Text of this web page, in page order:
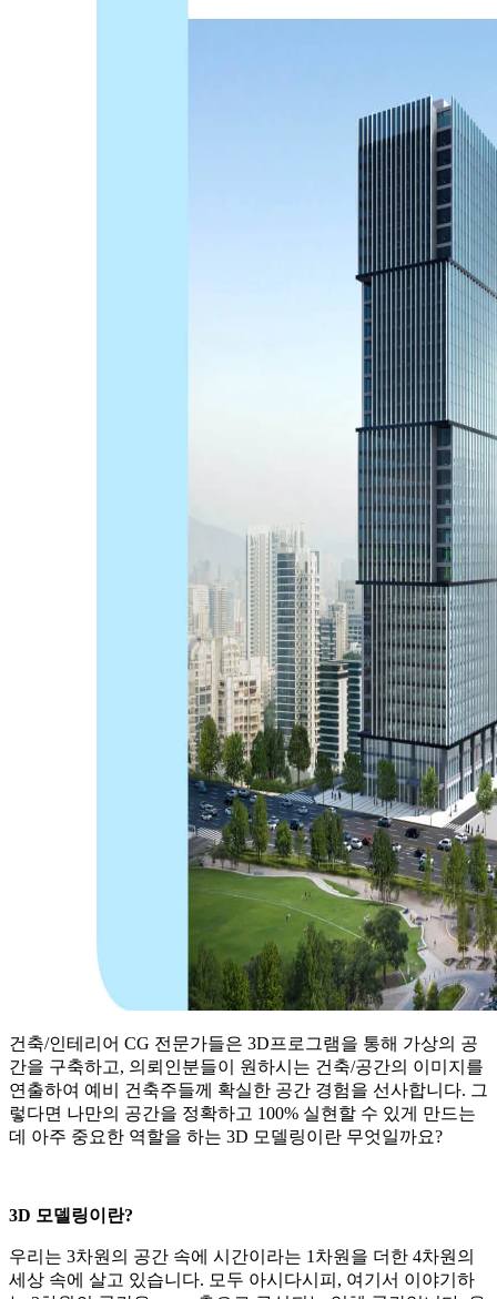
건축/인테리어 CG 전문가들은 3D프로그램을 통해 가상의 공
간을 구축하고, 의뢰인분들이 원하시는 건축/공간의 이미지를
연출하여 예비 건축주들께 확실한 공간 경험을 선사합니다. 그
렇다면 나만의 공간을 정확하고 100% 실현할 수 있게 만드는
데 아주 중요한 역할을 하는 3D 모델링이란 무엇일까요?
3D 모델링이란?
우리는 3차원의 공간 속에 시간이라는 1차원을 더한 4차원의
세상 속에 살고 있습니다. 모두 아시다시피, 여기서 이야기하